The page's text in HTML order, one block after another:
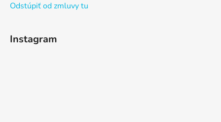
Odstúpiť od zmluvy tu
Instagram